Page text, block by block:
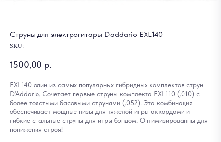
Струны для электрогитары D'addario EXL140
SKU:
1500,00 р.
EXL140 один из самых популярных гибридных комплектов струн
D'Addario. Сочетает первые струны комплекта EXL110 (.010) с
более толстыми басовыми струнами (.052). Эта комбинация
обеспечивает мощные низы для тяжелой игры аккордами и
гибкие стальные струны для игры бэндом. Оптимизированны для
понижения строя!